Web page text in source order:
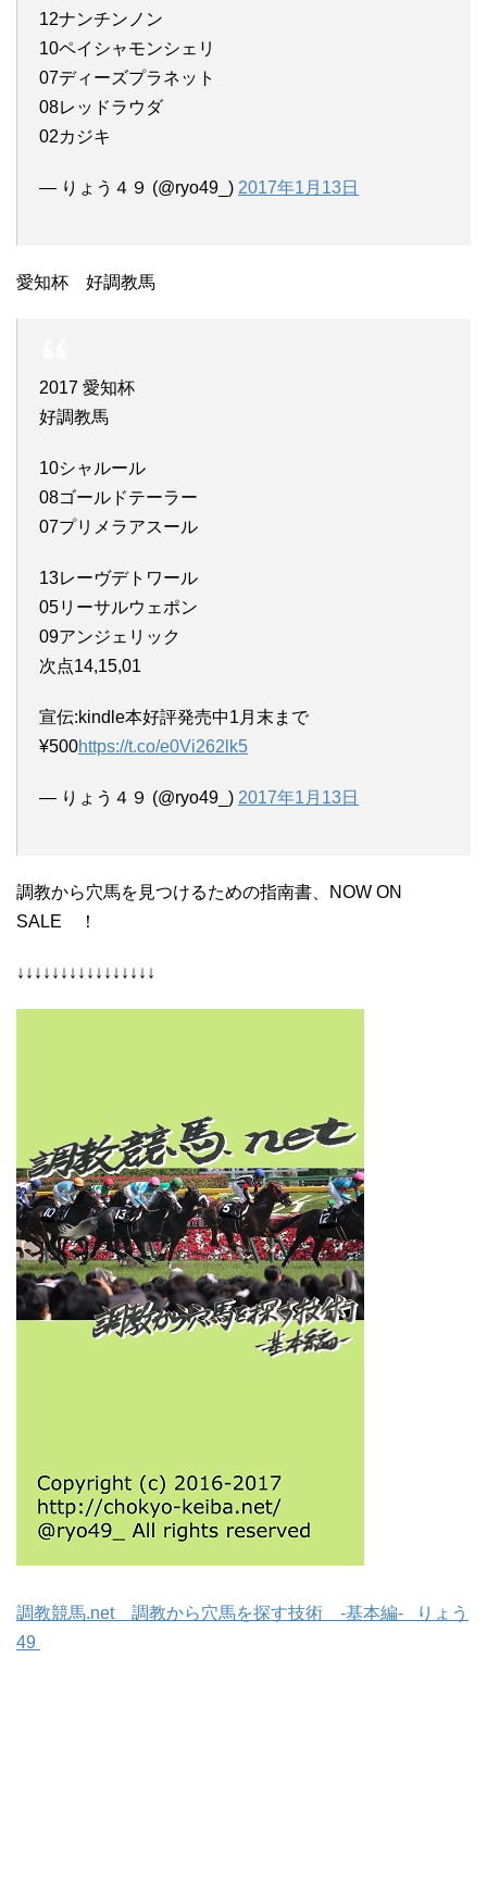
12ナンチンノン
10ペイシャモンシェリ
07ディーズプラネット
08レッドラウダ
02カジキ
— りょう４９ (@ryo49_) 2017年1月13日
愛知杯 好調教馬
2017 愛知杯
好調教馬
10シャルール
08ゴールドテーラー
07プリメラアスール
13レーヴデトワール
05リーサルウェポン
09アンジェリック
次点14,15,01
宣伝:kindle本好評発売中1月末まで
¥500https://t.co/e0Vi262lk5
— りょう４９ (@ryo49_) 2017年1月13日
調教から穴馬を見つけるための指南書、NOW ON
SALE ！
↓↓↓↓↓↓↓↓↓↓↓↓↓↓↓↓
調教競馬.net 調教から穴馬を探す技術 -基本編- りょう
49